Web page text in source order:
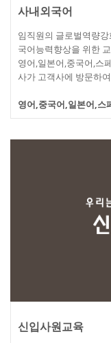
사내외국어
임직원의 글로벌역량
국어능력향상을 위한
영어,일본어,중국어,스
사가 고객사에 방문하
영어,중국어,일본어,스
신입사원교육